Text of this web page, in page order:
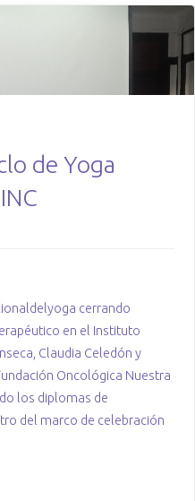
de Yoga
cerrando
en el Instituto
Claudia Celedón y
Oncológica Nuestra
los diplomas de
del marco de celebración